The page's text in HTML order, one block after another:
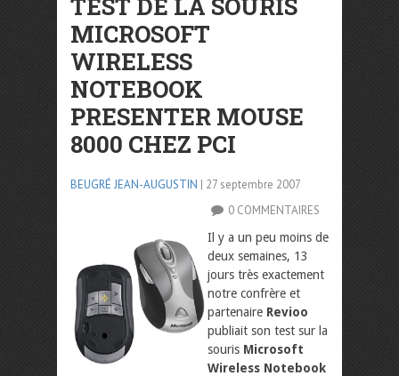
TEST DE LA SOURIS
MICROSOFT
WIRELESS
NOTEBOOK
PRESENTER MOUSE
8000 CHEZ PCI
BEUGRÉ JEAN-AUGUSTIN | 27 septembre 2007
0 COMMENTAIRES
Il y a un peu moins de
deux semaines, 13
jours très exactement
notre confrère et
partenaire Revioo
publiait son test sur la
souris Microsoft
Wireless Notebook